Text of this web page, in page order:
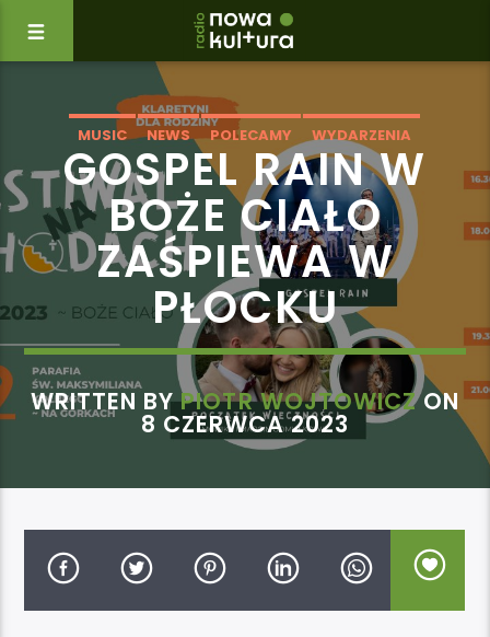
MUSIC NEWS POLECAMY WYDARZENIA
GOSPEL RAIN W
BOŻE CIAŁO
ZAŚPIEWA W
PŁOCKU
WRITTEN BYPIOTR WOJTOWICZON
8 CZERWCA 2023